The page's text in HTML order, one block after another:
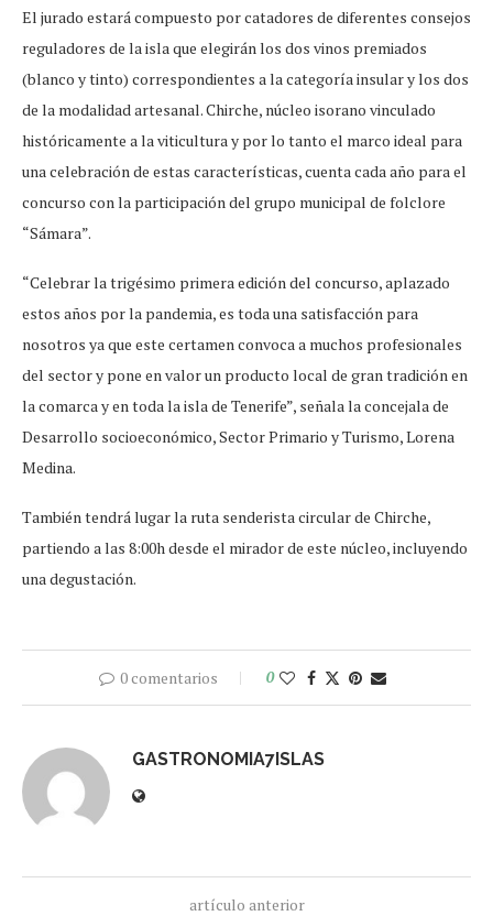
El jurado estará compuesto por catadores de diferentes consejos
reguladores de la isla que elegirán los dos vinos premiados
(blanco y tinto) correspondientes a la categoría insular y los dos
de la modalidad artesanal. Chirche, núcleo isorano vinculado
históricamente a la viticultura y por lo tanto el marco ideal para
una celebración de estas características, cuenta cada año para el
concurso con la participación del grupo municipal de folclore
“Sámara”.
“Celebrar la trigésimo primera edición del concurso, aplazado
estos años por la pandemia, es toda una satisfacción para
nosotros ya que este certamen convoca a muchos profesionales
del sector y pone en valor un producto local de gran tradición en
la comarca y en toda la isla de Tenerife”, señala la concejala de
Desarrollo socioeconómico, Sector Primario y Turismo, Lorena
Medina.
También tendrá lugar la ruta senderista circular de Chirche,
partiendo a las 8:00h desde el mirador de este núcleo, incluyendo
una degustación.
0 comentarios 0
GASTRONOMIA7ISLAS
artículo anterior